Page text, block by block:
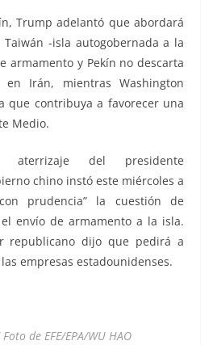
Trump adelantó que abordará
-isla autogobernada a la
armamento y Pekín no descarta
Irán, mientras Washington
que contribuya a favorecer una
Medio.
del presidente
chino instó este miércoles a
prudencia” la cuestión de
envío de armamento a la isla.
republicano dijo que pedirá a
empresas estadounidenses.
de EFE/EPA/WU HAO